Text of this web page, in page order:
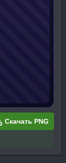
Скачать PNG